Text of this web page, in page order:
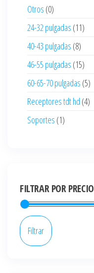
Otros (0)
24-32 pulgadas (11)
40-43 pulgadas (8)
46-55 pulgadas (15)
60-65-70 pulgadas (5)
Receptores tdt hd (4)
Soportes (1)
FILTRAR POR PRECIO
Filtrar